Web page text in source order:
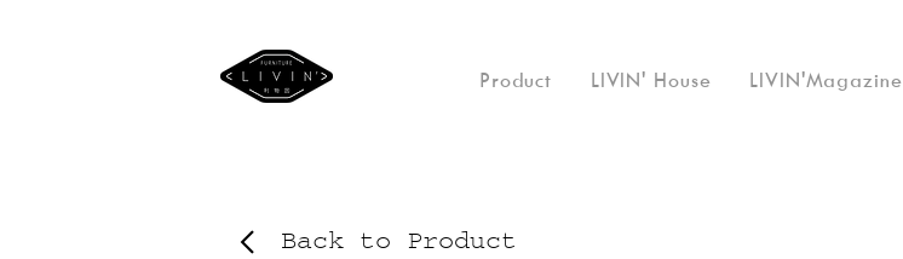
Product LIVIN' House LIVIN'Magazine
Back to Product